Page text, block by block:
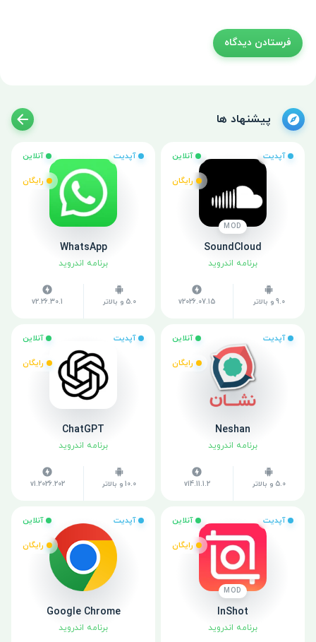
پیشنهاد ها
آپدیت آنلاین
رایگان
MOD
SoundCloud
برنامه اندروید
9.0 و بالاتر v2026.07.15
آپدیت آنلاین
رایگان
WhatsApp
برنامه اندروید
5.0 و بالاتر v2.26.30.1
آپدیت آنلاین
رایگان
Neshan
برنامه اندروید
5.0 و بالاتر v14.11.1.2
آپدیت آنلاین
رایگان
ChatGPT
برنامه اندروید
10.0 و بالاتر v1.2026.202
آپدیت آنلاین
رایگان
MOD
InShot
برنامه اندروید
آپدیت آنلاین
رایگان
Google Chrome
برنامه اندروید